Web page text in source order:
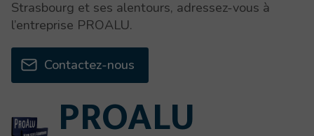
PROALU
Strasbourg et ses alentours, adressez-vous à
l’entreprise PROALU.
Contactez-nous